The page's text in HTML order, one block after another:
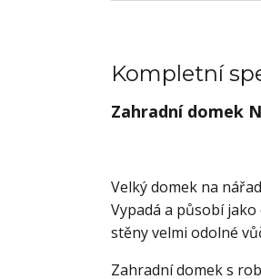
Kompletní
Zahradní domek
Velký domek na
Vypadá a působí
stěny velmi odolné
Zahradní domek s